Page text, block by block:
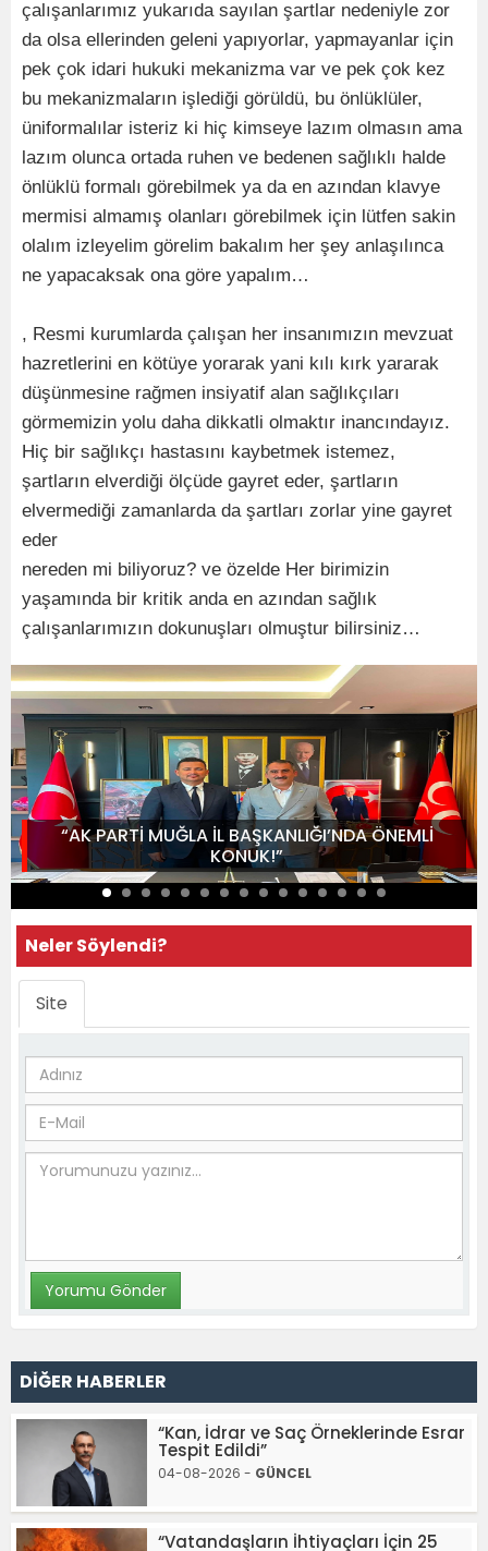
çalışanlarımız yukarıda sayılan şartlar nedeniyle zor
da olsa ellerinden geleni yapıyorlar, yapmayanlar için
pek çok idari hukuki mekanizma var ve pek çok kez
bu mekanizmaların işlediği görüldü, bu önlüklüler,
üniformalılar isteriz ki hiç kimseye lazım olmasın ama
lazım olunca ortada ruhen ve bedenen sağlıklı halde
önlüklü formalı görebilmek ya da en azından klavye
mermisi almamış olanları görebilmek için lütfen sakin
olalım izleyelim görelim bakalım her şey anlaşılınca
ne yapacaksak ona göre yapalım…
, Resmi kurumlarda çalışan her insanımızın mevzuat
hazretlerini en kötüye yorarak yani kılı kırk yararak
düşünmesine rağmen insiyatif alan sağlıkçıları
görmemizin yolu daha dikkatli olmaktır inancındayız.
Hiç bir sağlıkçı hastasını kaybetmek istemez,
şartların elverdiği ölçüde gayret eder, şartların
elvermediği zamanlarda da şartları zorlar yine gayret
eder
nereden mi biliyoruz? ve özelde Her birimizin
yaşamında bir kritik anda en azından sağlık
çalışanlarımızın dokunuşları olmuştur bilirsiniz…
“AK PARTİ MUĞLA İL BAŞKANLIĞI’NDA ÖNEMLİ
KONUK!”
Neler Söylendi?
Site
DİĞER HABERLER
“Kan, İdrar ve Saç Örneklerinde Esrar
Tespit Edildi”
04-08-2026 - GÜNCEL
“Vatandaşların İhtiyaçları İçin 25